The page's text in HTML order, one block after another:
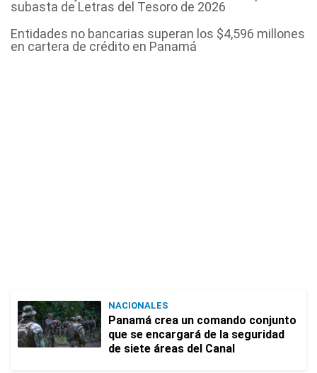
subasta de Letras del Tesoro de 2026
Entidades no bancarias superan los $4,596 millones
en cartera de crédito en Panamá
NACIONALES
Panamá crea un comando conjunto
que se encargará de la seguridad
de siete áreas del Canal